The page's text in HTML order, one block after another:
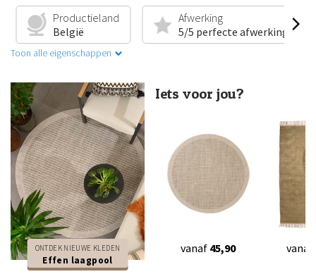
Productieland
België
Afwerking
5/5 perfecte afwerking
Toon alle eigenschappen
ONTDEK NIEUWE KLEDEN
Effen laagpool
Iets voor jou?
vanaf 45,90 vanaf